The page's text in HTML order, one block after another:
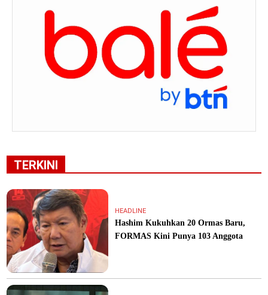
TERKINI
HEADLINE
Hashim Kukuhkan 20 Ormas Baru,
FORMAS Kini Punya 103 Anggota